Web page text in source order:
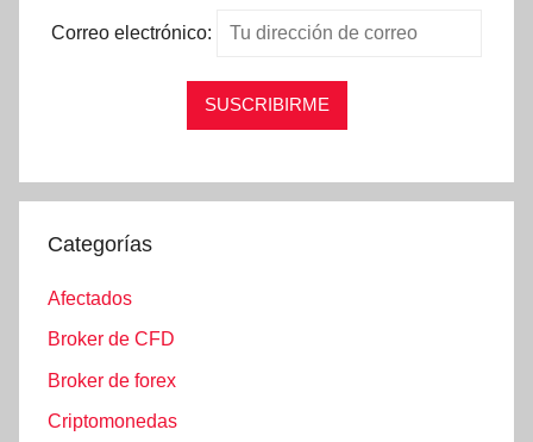
Correo electrónico:
Categorías
Afectados
Broker de CFD
Broker de forex
Criptomonedas